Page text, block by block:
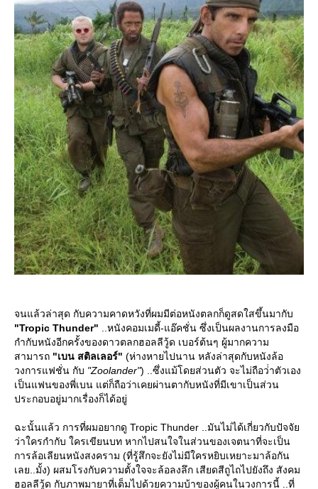
จนแล้วล่าสุด กับความคาดหวังที่ผมมีต่อหนังตลกก็ดูสดใสขึ้นมากับ
"Tropic Thunder" ..หนังคอมเมดี้-แอ๊คชั่น ซึ่งเป็นผลงานการลงมือ
กำกับหนังอีกครั้งของดาวตลกฮอลลีวู้ด เบอร์ต้นๆ ผู้มากความ
สามารถ "เบน สติลเลอร์" (ห่างหายไปนาน หลังล่าสุดกับหนังล้อ
วงการแฟชั่น กับ "Zoolander") ..ซึ่งแม้โดยส่วนตัว จะไม่ถือว่่าตัวเอง
เป็นแฟนของพี่เบน แต่ก็ถือว่าเคยผ่านตากับหนังที่มีเขาเป็นส่วน
ประกอบอยู่มากเรื่องก็ได้อยู่
ฉะนั้นแล้ว การที่ผมอยากดู Tropic Thunder ..มันไม่ได้เกี่ยวกับปัจจั
ว่าใครกำกับ ใครเขียนบท หากไปสนใจในส่วนของเจตนาที่จะเป็น
การล้อเลียนหนังสงคราม (ที่รู้สึกจะยังไม่มีใครหยิบเหยาะมาล้อกัน
เลย..มั้ง) ผสมโรงกับความตั้งใจจะล้อลงลึก เสียดสีถูไถไปยังถึง สังคม
ฮอลลีวู้ด กับภาพมายาที่เต็มไปด้วยความบ้าของผู้คนในวงการนี้ ..ที่